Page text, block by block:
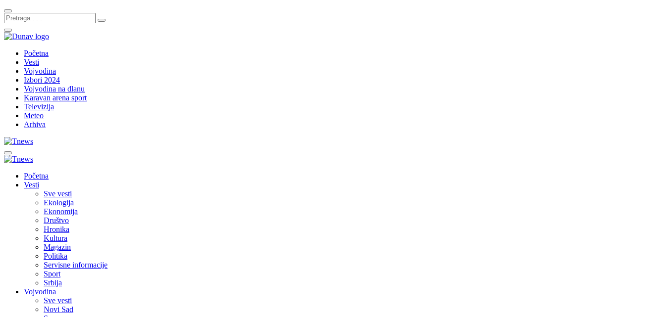
Početna
Vesti
Vojvodina
Izbori 2024
Vojvodina na dlanu
Karavan arena sport
Televizija
Meteo
Arhiva
Početna
Vesti
Sve vesti
Ekologija
Ekonomija
Društvo
Hronika
Kultura
Magazin
Politika
Servisne informacije
Sport
Srbija
Vojvodina
Sve vesti
Novi Sad